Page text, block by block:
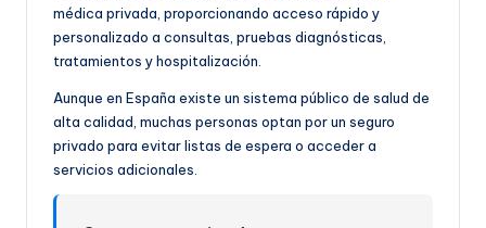
médica privada, proporcionando acceso rápido y
personalizado a consultas, pruebas diagnósticas,
tratamientos y hospitalización.
Aunque en España existe un sistema público de salud de
alta calidad, muchas personas optan por un seguro
privado para evitar listas de espera o acceder a
servicios adicionales.